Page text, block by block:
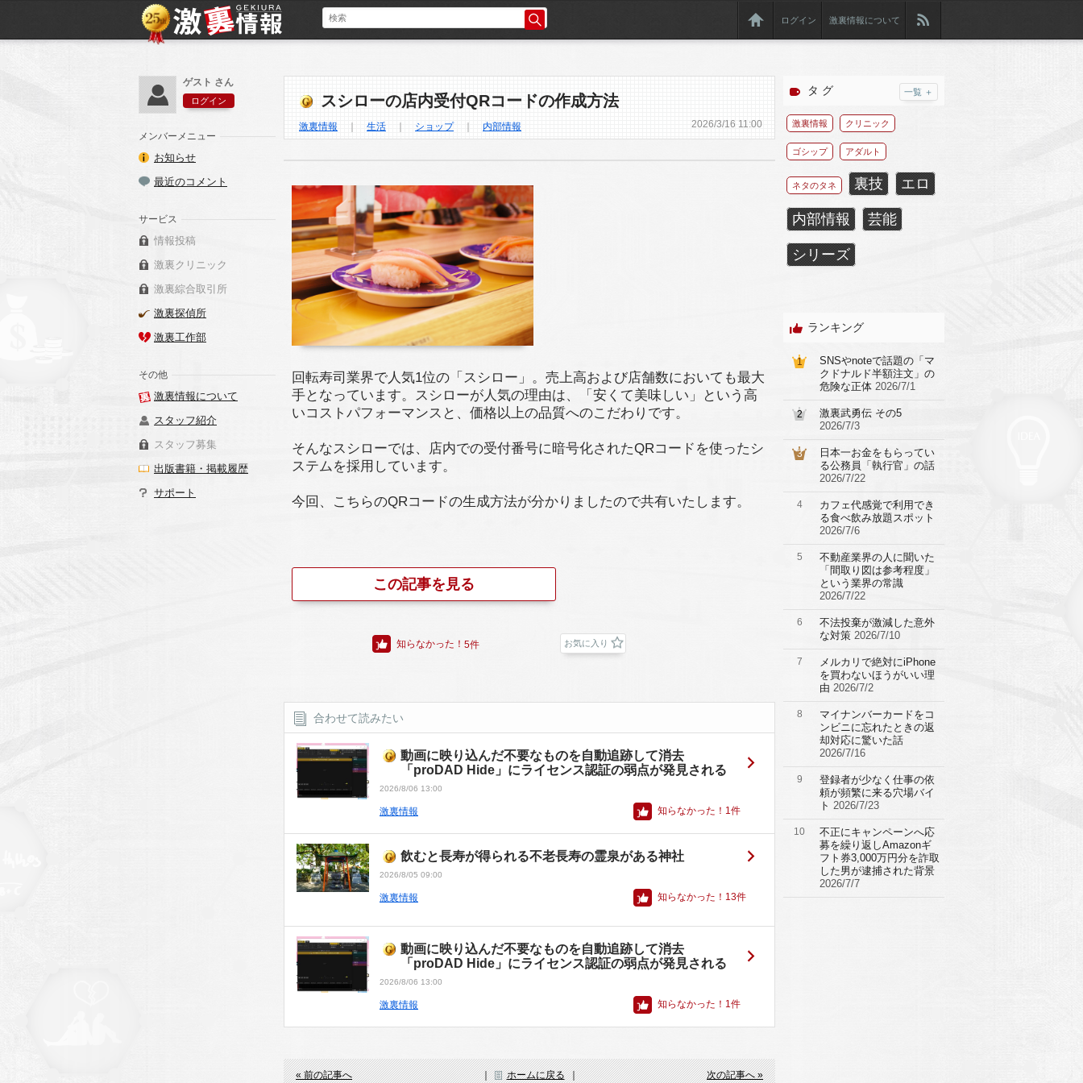
ログイン 激裏情報について
スシローの店内受付QRコードの作成方法
激裏情報 生活 ショップ｜ 内部情報 2026/3/16 11:00
回転寿司業界で人気1位の「スシロー」。売上高および店舗数においても最大
手となっています。スシローが人気の理由は、「安くて美味しい」という高
いコストパフォーマンスと、価格以上の品質へのこだわりです。
そんなスシローでは、店内での受付番号に暗号化されたQRコードを使ったシ
ステムを採用しています。
今回、こちらのQRコードの生成方法が分かりましたので共有いたします。
この記事を見る
知らなかった！ 5件 お気に入り
合わせて読みたい
動画に映り込んだ不要なものを自動追跡して消去
「proDAD Hide」にライセンス認証の弱点が発見される
2026/8/06 13:00
激裏情報 知らなかった！ 1件
飲むと長寿が得られる不老長寿の霊泉がある神社
2026/8/05 09:00
激裏情報 知らなかった！ 13件
動画に映り込んだ不要なものを自動追跡して消去
「proDAD Hide」にライセンス認証の弱点が発見される
2026/8/06 13:00
激裏情報 知らなかった！ 1件
« 前の記事へ ｜ ホームに戻る ｜ 次の記事へ »
ゲスト さん
ログイン
メンバーメニュー
お知らせ
最近のコメント
サービス
情報投稿
激裏クリニック
激裏綜合取引所
激裏探偵所
激裏工作部
その他
激裏情報について
スタッフ紹介
スタッフ募集
出版書籍・掲載履歴
サポート
タ グ 一覧 ＋
激裏情報 クリニック
ゴシップ アダルト
ネタのタネ 裏技 エロ
内部情報 芸能
シリーズ
ランキング
1
SNSやnoteで話題の「マ
クドナルド半額注文」の
危険な正体 2026/7/1
2
激裏武勇伝 その5
2026/7/3
3
日本一お金をもらってい
る公務員「執行官」の話
2026/7/22
4
カフェ代感覚で利用でき
る食べ飲み放題スポット
2026/7/6
5
不動産業界の人に聞いた
「間取り図は参考程度」
という業界の常識
2026/7/22
6
不法投棄が激減した意外
な対策 2026/7/10
7
メルカリで絶対にiPhone
を買わないほうがいい理
由 2026/7/2
8
マイナンバーカードをコ
ンビニに忘れたときの返
却対応に驚いた話
2026/7/16
9
登録者が少なく仕事の依
頼が頻繁に来る穴場バイ
ト 2026/7/23
10
不正にキャンペーンへ応
募を繰り返しAmazonギ
フト券3,000万円分を詐取
した男が逮捕された背景
2026/7/7